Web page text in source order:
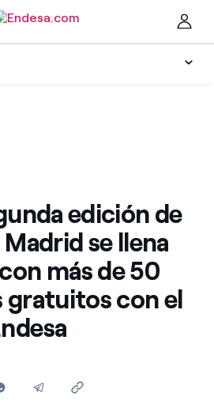
más te conviene
de empresa y ahorra
te descontamos otro
edición de
se llena
más de 50
con el